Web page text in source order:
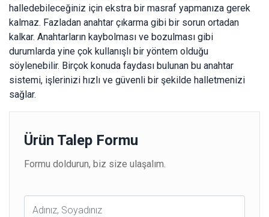
halledebileceğiniz için ekstra bir masraf yapmanıza gerek
kalmaz. Fazladan anahtar çıkarma gibi bir sorun ortadan
kalkar. Anahtarların kaybolması ve bozulması gibi
durumlarda yine çok kullanışlı bir yöntem olduğu
söylenebilir. Birçok konuda faydası bulunan bu anahtar
sistemi, işlerinizi hızlı ve güvenli bir şekilde halletmenizi
sağlar.
Ürün Talep Formu
Formu doldurun, biz size ulaşalım.
Ad
Soyad